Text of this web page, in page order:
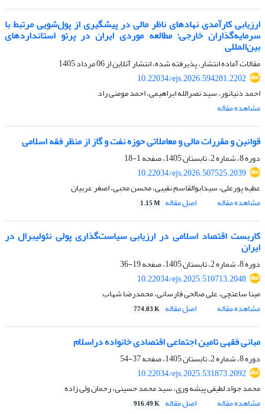
ارزیابی کارآمدی نهادهای ناظر مالی در پیشگیری از پول‌شویی مرتبط با
سرمایه‌گذاران خارجی: مطالعه موردی ایران در پرتو استانداردهای
بین‌المللی
مقالات آماده انتشار، پذیرفته شده، انتشار آنلاین از06 مرداد 1405
10.22034/ejs.2026.594281.2202
احمد دنیانور، سید نصرالله ابراهیمی، احمد مومنی راد
مشاهده مقاله
قوانین و مقررات مالی و معاملاتی حوزه نفت و گاز از منظر فقه اسلامی
دوره 8، شماره 2، تابستان 1405، صفحه
1-18
10.22034/ejs.2026.507525.2039
عطیه پورعلی، سیدابوالقاسم نقیبی، محسن محبی، اصغر عربیان
مشاهده مقاله
اصل مقاله 1.15 M
کاربست اقتصاد اسلامی در ارزیابی سیاست‌گذاری پولی نئولیبرال در
ایران
دوره 8، شماره 2، تابستان 1405، صفحه
19-36
10.22034/ejs.2025.510713.2048
مینا ساعتچی، علی صالحی فارسانی، محمدرضا شهاب
مشاهده مقاله
اصل مقاله 774.03 K
مبانی فقهی تامین اجتماعی اقتصادی خانواده دراسلام
دوره 8، شماره 2، تابستان 1405، صفحه
37-54
10.22034/ejs.2025.531873.2092
محمد جواد لطیفی پیشه وری، سید محمد حسینی، رحمان ولی زاده
مشاهده مقاله
اصل مقاله 916.49 K